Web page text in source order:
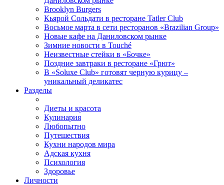
Brooklyn Burgers
Кьярой Сольдати в ресторане Tatler Club
Восьмое марта в сети ресторанов «Brazilian Group»
Новые кафе на Даниловском рынке
Зимние новости в Touché
Неизвестные стейки в «Бочке»
Поздние завтраки в ресторане «Грют»
В «Soluxe Club» готовят черную курицу –
уникальный деликатес
Разделы
Диеты и красота
Кулинария
Любопытно
Путешествия
Кухни народов мира
Адская кухня
Психология
Здоровье
Личности